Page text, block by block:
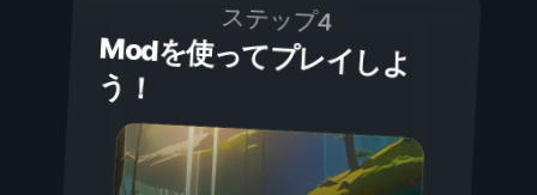
ステップ4
Modを使ってプレイしよ
う！